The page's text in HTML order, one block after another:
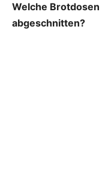
Welche
abgeschnitten?